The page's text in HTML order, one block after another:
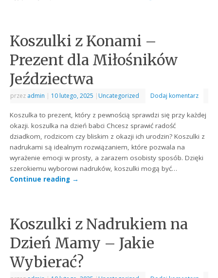
Koszulki z Konami –
Prezent dla Miłośników
Jeździectwa
przez admin | 10 lutego, 2025 | Uncategorized Dodaj komentarz
Koszulka to prezent, który z pewnością sprawdzi się przy każdej
okazji. koszulka na dzień babci Chcesz sprawić radość
dziadkom, rodzicom czy bliskim z okazji ich urodzin? Koszulki z
nadrukami są idealnym rozwiązaniem, które pozwala na
wyrażenie emocji w prosty, a zarazem osobisty sposób. Dzięki
szerokiemu wyborowi nadruków, koszulki mogą być…
Continue reading →
Koszulki z Nadrukiem na
Dzień Mamy – Jakie
Wybierać?